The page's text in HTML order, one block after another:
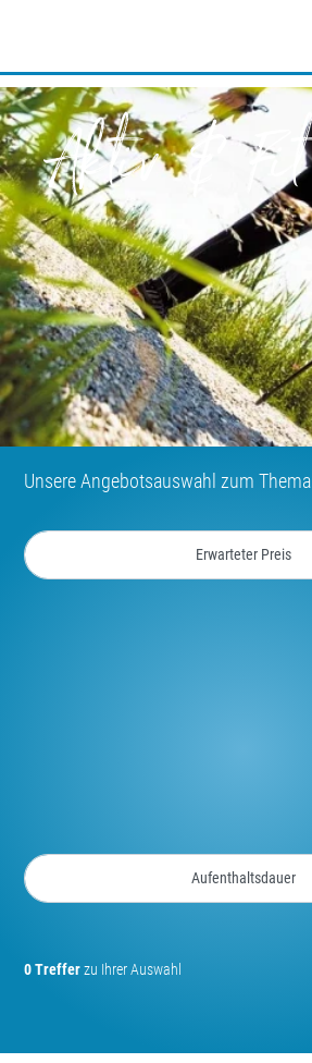
Aktiv & Fit
Unsere Angebotsauswahl zum Thema
0 Trefferzu Ihrer Auswahl